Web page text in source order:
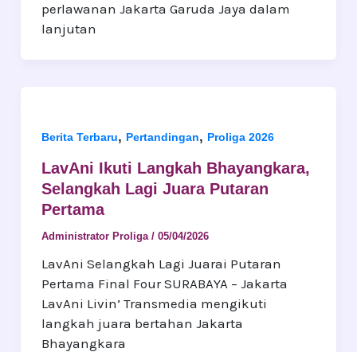
perlawanan Jakarta Garuda Jaya dalam
lanjutan
Berita Terbaru, Pertandingan, Proliga 2026
LavAni Ikuti Langkah Bhayangkara,
Selangkah Lagi Juara Putaran
Pertama
Administrator Proliga / 05/04/2026
LavAni Selangkah Lagi Juarai Putaran
Pertama Final Four SURABAYA – Jakarta
LavAni Livin’ Transmedia mengikuti
langkah juara bertahan Jakarta
Bhayangkara